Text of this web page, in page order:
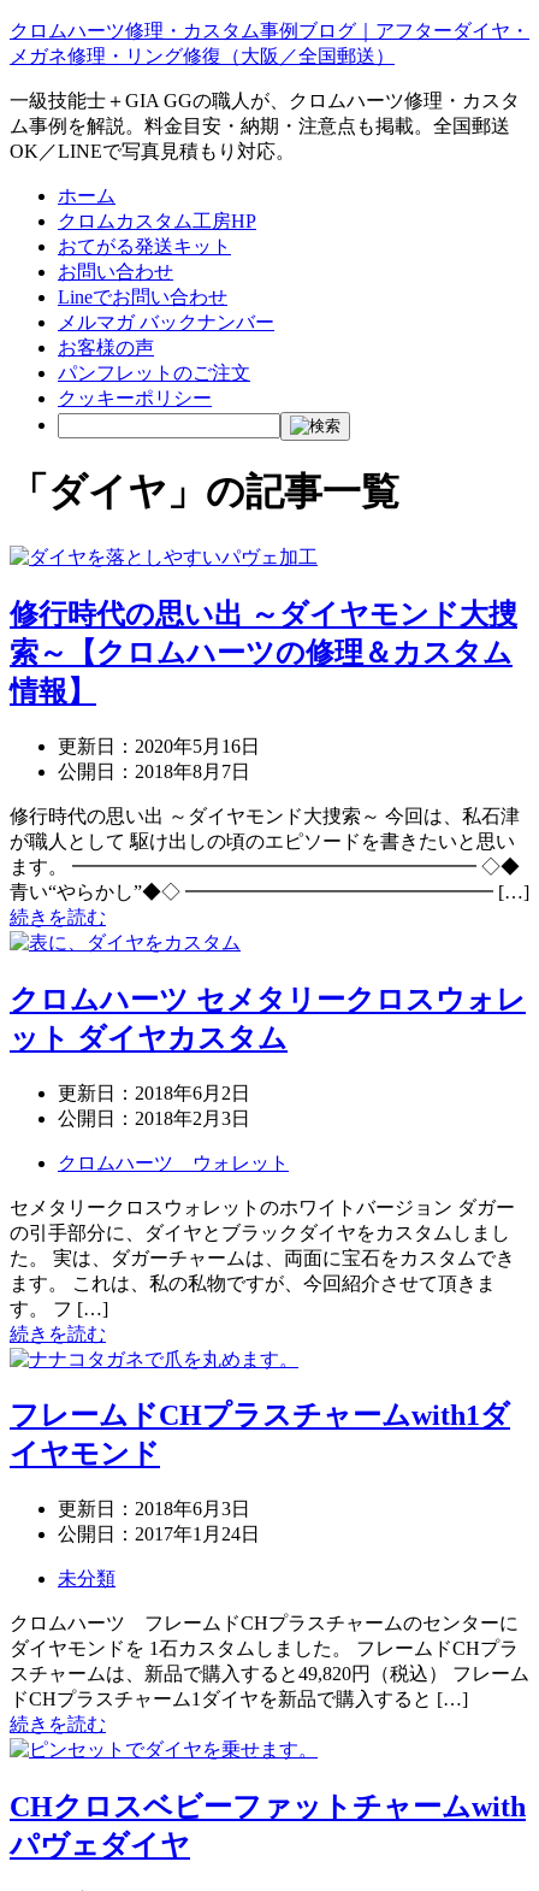
クロムハーツ修理・カスタム事例ブログ｜アフターダイヤ・
メガネ修理・リング修復（大阪／全国郵送）
一級技能士＋GIA GGの職人が、クロムハーツ修理・カスタ
ム事例を解説。料金目安・納期・注意点も掲載。全国郵送
OK／LINEで写真見積もり対応。
ホーム
クロムカスタム工房HP
おてがる発送キット
お問い合わせ
Lineでお問い合わせ
メルマガ バックナンバー
お客様の声
パンフレットのご注文
クッキーポリシー
「ダイヤ」の記事一覧
修行時代の思い出 ～ダイヤモンド大捜
索～【クロムハーツの修理＆カスタム
情報】
更新日： 2020年5月16日
公開日： 2018年8月7日
修行時代の思い出 ～ダイヤモンド大捜索～ 今回は、私石津
が職人として 駆け出しの頃のエピソードを書きたいと思い
ます。 ━━━━━━━━━━━━━━━━━━━━━ ◇◆
青い“やらかし”◆◇ ━━━━━━━━━━━━━━━━ […]
続きを読む
クロムハーツ セメタリークロスウォレ
ット ダイヤカスタム
更新日： 2018年6月2日
公開日： 2018年2月3日
クロムハーツ ウォレット
セメタリークロスウォレットのホワイトバージョン ダガー
の引手部分に、ダイヤとブラックダイヤをカスタムしまし
た。 実は、ダガーチャームは、両面に宝石をカスタムでき
ます。 これは、私の私物ですが、今回紹介させて頂きま
す。 フ […]
続きを読む
フレームドCHプラスチャームwith1ダ
イヤモンド
更新日： 2018年6月3日
公開日： 2017年1月24日
未分類
クロムハーツ フレームドCHプラスチャームのセンターに
ダイヤモンドを 1石カスタムしました。 フレームドCHプラ
スチャームは、新品で購入すると49,820円（税込） フレーム
ドCHプラスチャーム1ダイヤを新品で購入すると […]
続きを読む
CHクロスベビーファットチャームwith
パヴェダイヤ